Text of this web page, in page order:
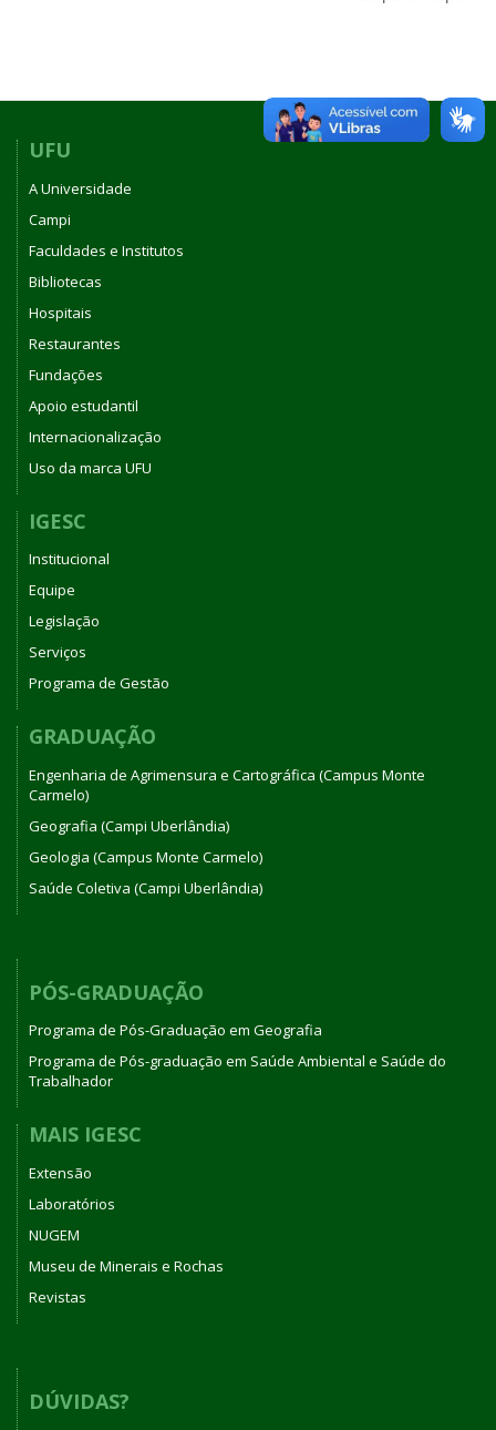
UFU
A Universidade
Campi
Faculdades e Institutos
Bibliotecas
Hospitais
Restaurantes
Fundações
Apoio estudantil
Internacionalização
Uso da marca UFU
IGESC
Institucional
Equipe
Legislação
Serviços
Programa de Gestão
GRADUAÇÃO
Engenharia de Agrimensura e Cartográfica (Campus Monte
Carmelo)
Geografia (Campi Uberlândia)
Geologia (Campus Monte Carmelo)
Saúde Coletiva (Campi Uberlândia)
PÓS-GRADUAÇÃO
Programa de Pós-Graduação em Geografia
Programa de Pós-graduação em Saúde Ambiental e Saúde do
Trabalhador
MAIS IGESC
Extensão
Laboratórios
NUGEM
Museu de Minerais e Rochas
Revistas
DÚVIDAS?